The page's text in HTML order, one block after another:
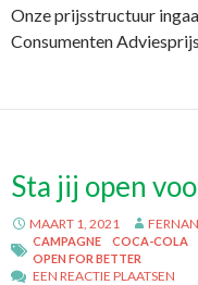
Onze prijsstructuur
Consumenten
Sta jij open
MAART 1, 2021
CAMPAGNE COCA-COLA
OPEN FOR BETTER
EEN REACTIE PLAATSEN